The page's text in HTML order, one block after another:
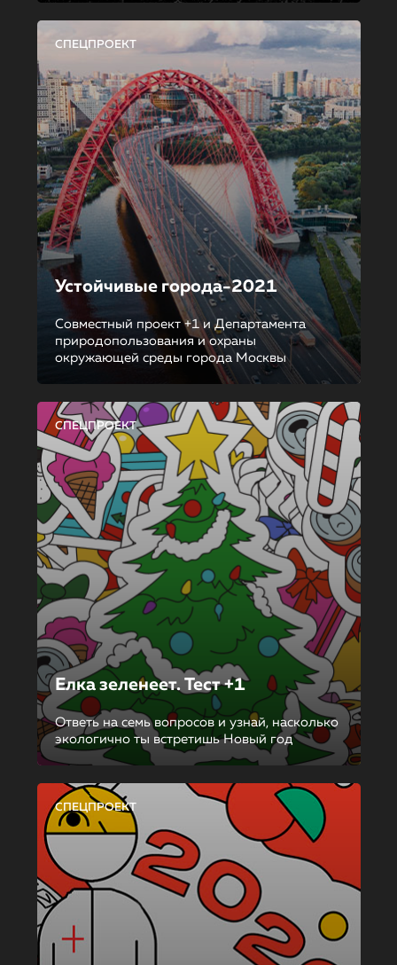
СПЕЦПРОЕКТ
Устойчивые города-2021
Совместный проект +1 и Департамента
природопользования и охраны
окружающей среды города Москвы
СПЕЦПРОЕКТ
Елка зеленеет. Тест +1
Ответь на семь вопросов и узнай, насколько
экологично ты встретишь Новый год
СПЕЦПРОЕКТ